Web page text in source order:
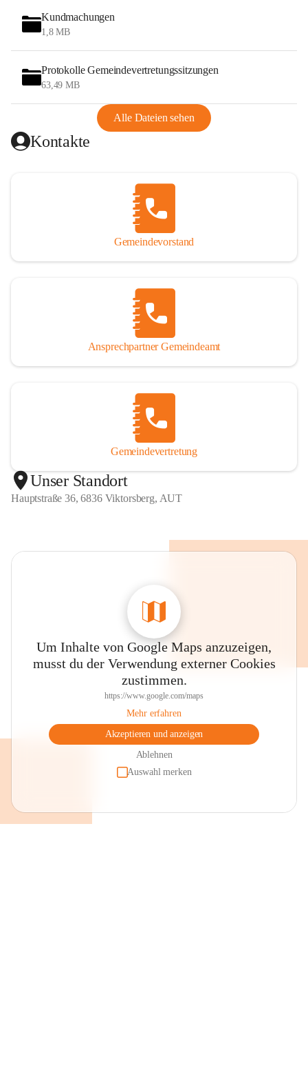
Kundmachungen
1,8 MB
Protokolle Gemeindevertretungssitzungen
63,49 MB
Alle Dateien sehen
Kontakte
Gemeindevorstand
Ansprechpartner Gemeindeamt
Gemeindevertretung
Unser Standort
Hauptstraße 36, 6836 Viktorsberg, AUT
Um Inhalte von Google Maps anzuzeigen,
musst du der Verwendung externer Cookies
zustimmen.
https://www.google.com/maps
Mehr erfahren
Akzeptieren und anzeigen
Ablehnen
Auswahl merken